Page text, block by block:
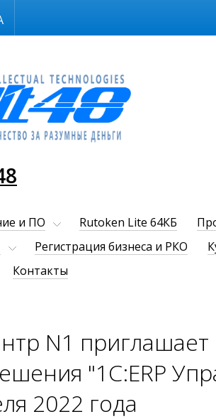
и ПО Rutoken Lite 64КБ
Регистрация бизнеса и РКО
Контакты
N1
"1С:ERP
2022 года